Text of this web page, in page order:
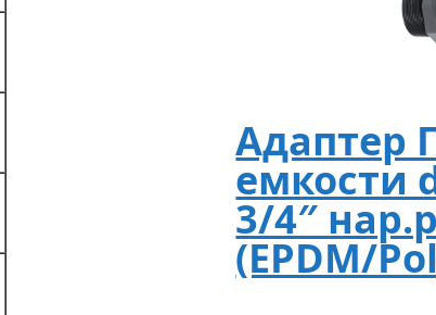
Адаптер
емкости
3/4″ нар.р
(EPDM/